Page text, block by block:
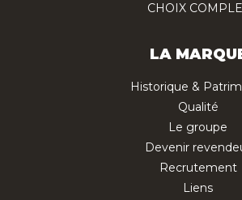
CHOIX
LA
Historique &
Qualité
Le groupe
Devenir
Recrutement
Liens